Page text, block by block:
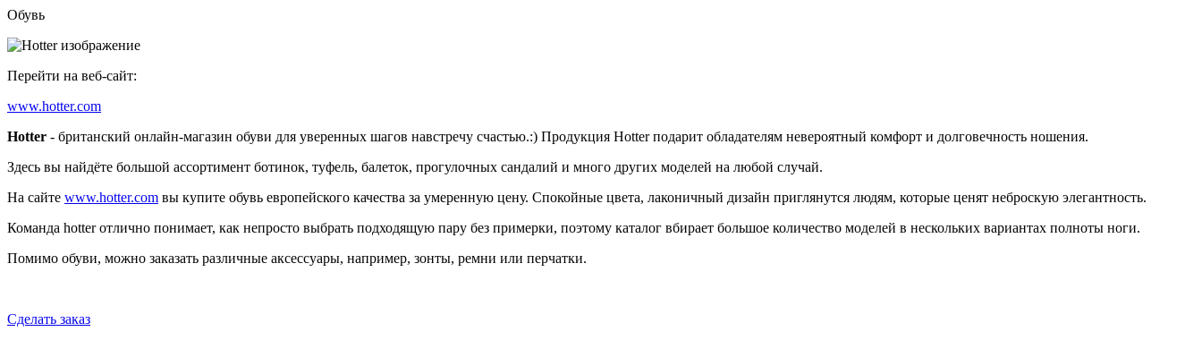
Обувь
Перейти на веб-сайт:
www.hotter.com
Hotter - британский онлайн-магазин обуви для уверенных шагов навстречу счастью.:) Продукция Hotter подарит обладателям невероятный комфорт и долговечность ношения.
Здесь вы найдёте большой ассортимент ботинок, туфель, балеток, прогулочных сандалий и много других моделей на любой случай.
На сайте www.hotter.com вы купите обувь европейского качества за умеренную цену. Спокойные цвета, лаконичный дизайн приглянутся людям, которые ценят неброскую элегантность.
Команда hotter отлично понимает, как непросто выбрать подходящую пару без примерки, поэтому каталог вбирает большое количество моделей в нескольких вариантах полноты ноги.
Помимо обуви, можно заказать различные аксессуары, например, зонты, ремни или перчатки.
Сделать заказ